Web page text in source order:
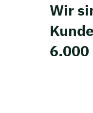
Wir
6.000